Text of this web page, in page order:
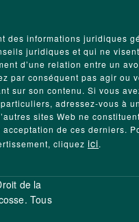
des informations juridiques
juridiques et qui ne
d’une relation entre un
par conséquent pas agir ou
sur son contenu. Si vous
adressez-vous à
sites Web ne
de ces derniers.
cliquez ici.
de la
Tous